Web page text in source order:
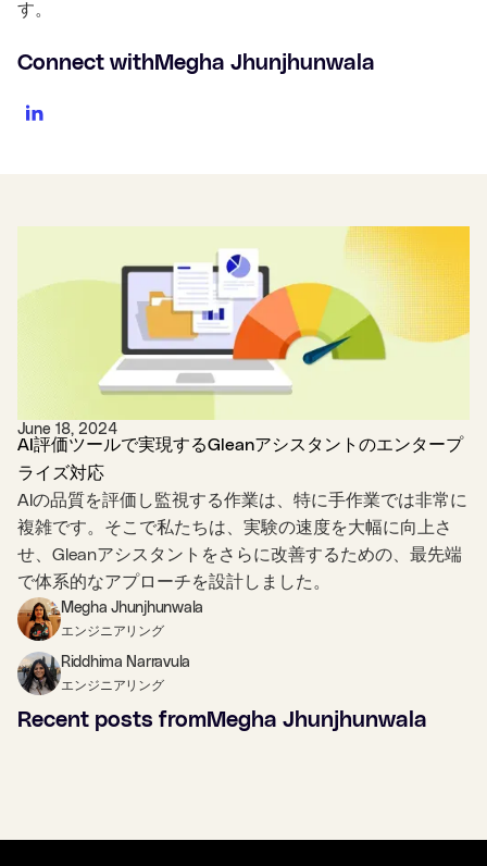
す。
Connect with Megha Jhunjhunwala
Recent posts fromMegha Jhunjhunwala
June 18, 2024
AI評価ツールで実現するGleanアシスタントのエンタープ
ライズ対応
AIの品質を評価し監視する作業は、特に手作業では非常に
複雑です。そこで私たちは、実験の速度を大幅に向上さ
せ、Gleanアシスタントをさらに改善するための、最先端
で体系的なアプローチを設計しました。
Megha Jhunjhunwala
エンジニアリング
Riddhima Narravula
エンジニアリング